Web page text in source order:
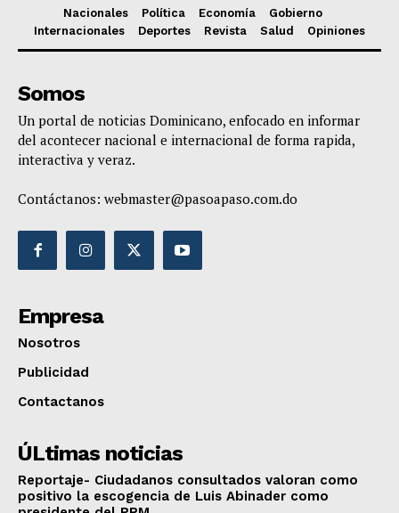
Nacionales Política Economía
Gobierno
Internacionales
Deportes Revista Salud Opiniones
Somos
Un portal de noticias Dominicano, enfocado en informar
del acontecer nacional e internacional de forma rapida,
interactiva y veraz.
Contáctanos: webmaster@pasoapaso.com.do
Empresa
Nosotros
Publicidad
Contactanos
ÚLtimas noticias
Reportaje- Ciudadanos consultados valoran como
positivo la escogencia de Luis Abinader como